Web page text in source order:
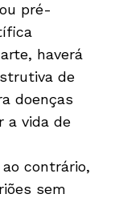
pré-
haverá
de
doenças
a vida de
contrário,
sem